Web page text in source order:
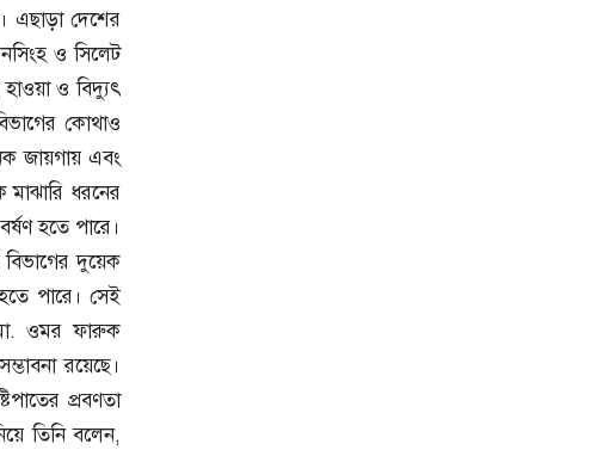
এছাড়া দেশের
ও সিলেট
ও বিদ্যুৎ
কোথাও
জায়গায় এবং
মাঝারি ধরনের
হতে পারে।
দুয়েক
পারে। সেই
ওমর ফারুক
রয়েছে।
প্রবণতা
তিনি বলেন,